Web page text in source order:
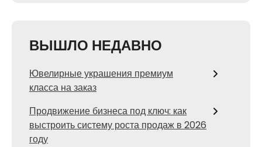
ВЫШЛО НЕДАВНО
Ювелирные украшения премиум
класса на заказ
Продвижение бизнеса под ключ: как
выстроить систему роста продаж в 2026
году